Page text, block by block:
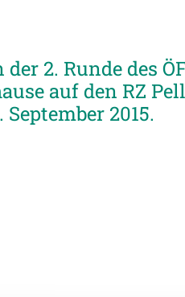
2. Runde des
auf den RZ
2015.